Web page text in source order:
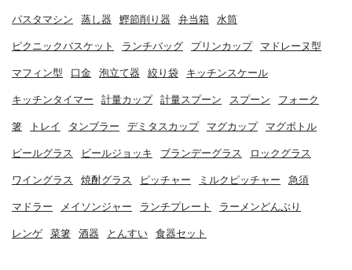
パスタマシン 蒸し器 鰹節削り器 弁当箱 水筒
ピクニックバスケット ランチバッグ プリンカップ マドレーヌ型
マフィン型 口金 泡立て器 絞り袋 キッチンスケール
キッチンタイマー 計量カップ 計量スプーン スプーン フォーク
箸 トレイ タンブラー デミタスカップ マグカップ マグボトル
ビールグラス ビールジョッキ ブランデーグラス ロックグラス
ワイングラス 焼酎グラス ピッチャー ミルクピッチャー 急須
マドラー メイソンジャー ランチプレート ラーメンどんぶり
レンゲ 菜箸 酒器 とんすい 食器セット